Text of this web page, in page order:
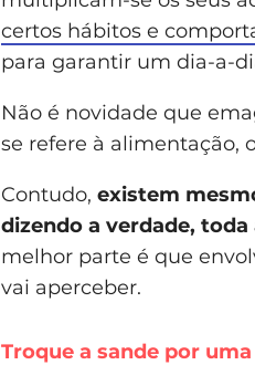
certos hábitos e
para garantir um dia-a-
Não é novidade que
se refere à alimentação,
Contudo, existem
dizendo a verdade,
melhor parte é que
vai aperceber.
Troque a sande por uma